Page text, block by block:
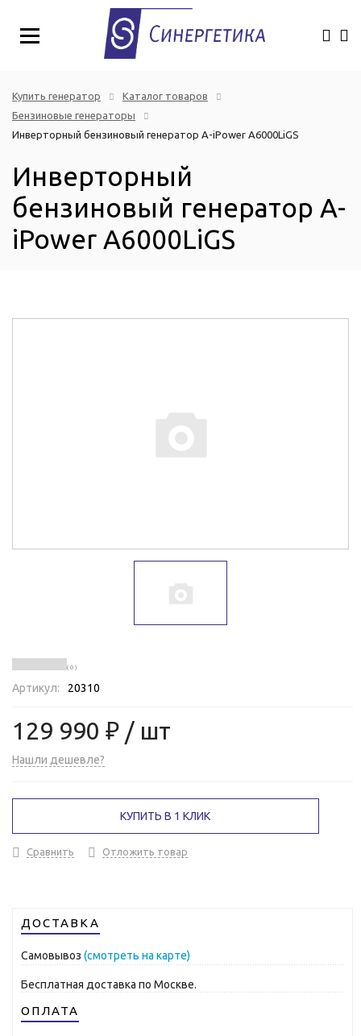
Купить генератор
Каталог товаров
Бензиновые генераторы
Инверторный бензиновый генератор A-iPower A6000LiGS
Инверторный
бензиновый генератор A-
iPower A6000LiGS
( 0 )
Артикул: 20310
129 990 ₽ / шт
Нашли дешевле?
КУПИТЬ В 1 КЛИК
Сравнить Отложить товар
ДОСТАВКА
Самовывоз (смотреть на карте)
Бесплатная доставка по Москве.
ОПЛАТА